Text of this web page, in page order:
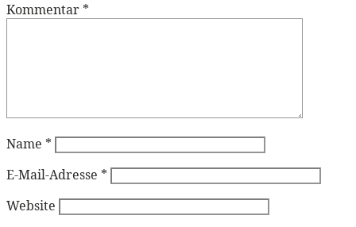
Kommentar *
Name *
E-Mail-Adresse *
Website